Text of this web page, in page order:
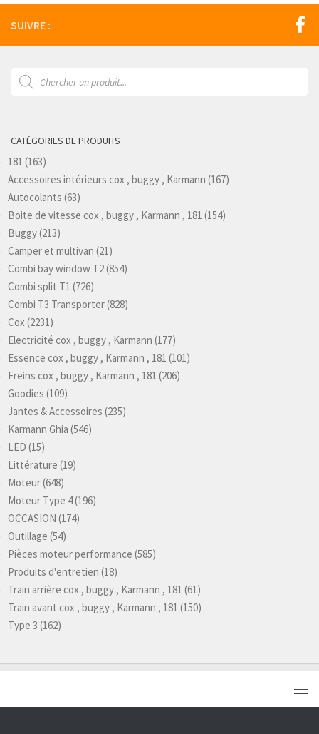
SUIVRE :
Recherche
de
produits
CATÉGORIES DE PRODUITS
181 (163)
Accessoires intérieurs cox , buggy , Karmann (167)
Autocolants (63)
Boite de vitesse cox , buggy , Karmann , 181 (154)
Buggy(213)
Camper et multivan (21)
Combi bay window T2(854)
Combi split T1 (726)
Combi T3 Transporter(828)
Cox(2231)
Electricité cox , buggy , Karmann (177)
Essence cox , buggy , Karmann , 181 (101)
Freins cox , buggy , Karmann , 181 (206)
Goodies (109)
Jantes & Accessoires (235)
Karmann Ghia (546)
LED (15)
Littérature (19)
Moteur(648)
Moteur Type 4(196)
OCCASION (174)
Outillage (54)
Pièces moteur performance (585)
Produits d'entretien (18)
Train arrière cox , buggy , Karmann , 181 (61)
Train avant cox , buggy , Karmann , 181 (150)
Type 3 (162)